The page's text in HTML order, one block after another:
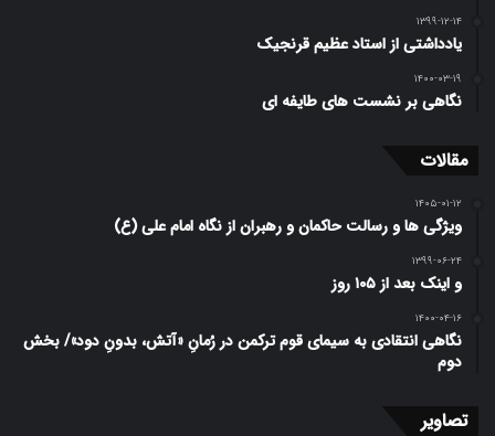
۱۳۹۹-۱۲-۱۴
یادداشتی از استاد عظیم قرنجیک
۱۴۰۰-۰۳-۱۹
نگاهی بر نشست های طایفه ای
مقالات
۱۴۰۵-۰۱-۱۲
ویژگی ها و رسالت حاکمان و رهبران از نگاه امام علی (ع)
۱۳۹۹-۰۶-۲۴
و اینک بعد از ۱۰۵ روز
۱۴۰۰-۰۴-۱۶
نگاهی انتقادی به سیمای قوم ترکمن در رُمانِ «آتش، بدونِ دود»/ بخش
دوم
تصاویر